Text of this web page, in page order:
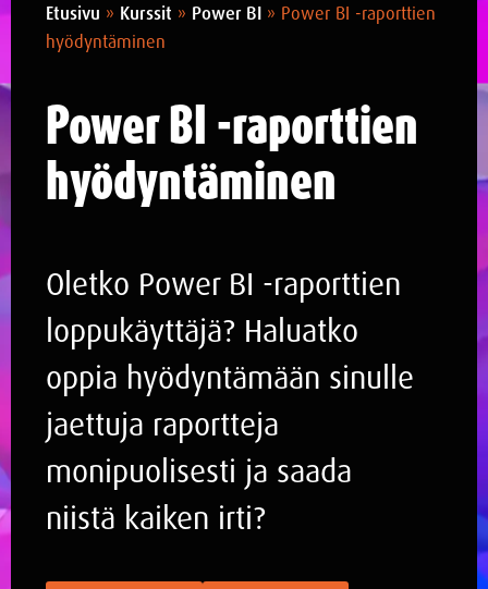
Etusivu » Kurssit » Power BI » Power BI -raporttien
hyödyntäminen
Power BI -raporttien
hyödyntäminen
Oletko Power BI -raporttien
loppukäyttäjä? Haluatko
oppia hyödyntämään sinulle
jaettuja raportteja
monipuolisesti ja saada
niistä kaiken irti?